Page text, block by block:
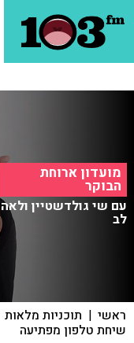
מועדון ארוחת
הבוקר
עם שי גולדשטיין ולאה
לב
ראשי | תוכניות מלאות
שיחת טלפון מפתיעה